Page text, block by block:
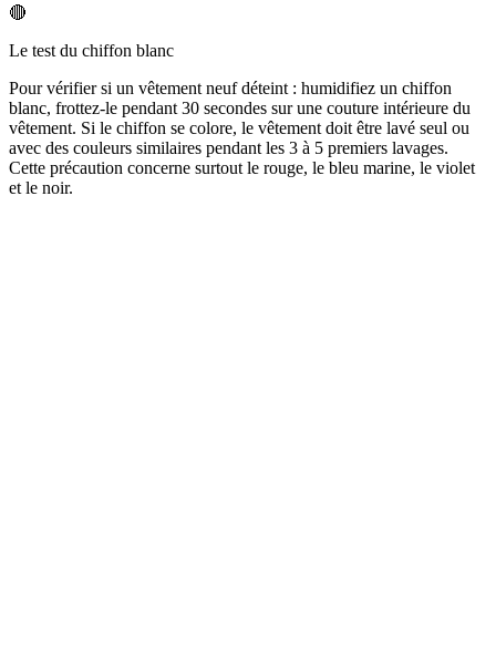
🔴
Le test du chiffon blanc
Pour vérifier si un vêtement neuf déteint : humidifiez un chiffon
blanc, frottez-le pendant 30 secondes sur une couture intérieure du
vêtement. Si le chiffon se colore, le vêtement doit être lavé seul ou
avec des couleurs similaires pendant les 3 à 5 premiers lavages.
Cette précaution concerne surtout le rouge, le bleu marine, le violet
et le noir.